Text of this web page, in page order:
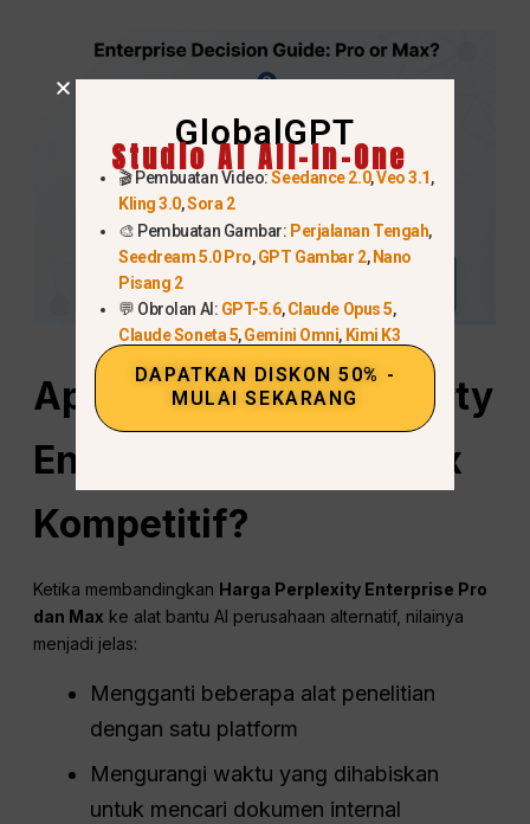
Apakah Harga Perplexity
Enterprise Pro dan Max
Kompetitif?
Ketika membandingkan Harga Perplexity Enterprise Pro
dan Max ke alat bantu AI perusahaan alternatif, nilainya
menjadi jelas:
Mengganti beberapa alat penelitian
dengan satu platform
Mengurangi waktu yang dihabiskan
untuk mencari dokumen internal
GlobalGPT
Studio AI All-In-One
🎬 Pembuatan Video:Seedance 2.0,Veo 3.1,
Kling 3.0,Sora 2
🎨 Pembuatan Gambar: Perjalanan Tengah,
Seedream 5.0 Pro,GPT Gambar 2,Nano
Pisang 2
💬 Obrolan AI: GPT-5.6,Claude Opus 5,
Claude Soneta 5,Gemini Omni, Kimi K3
DAPATKAN DISKON 50% -
MULAI SEKARANG